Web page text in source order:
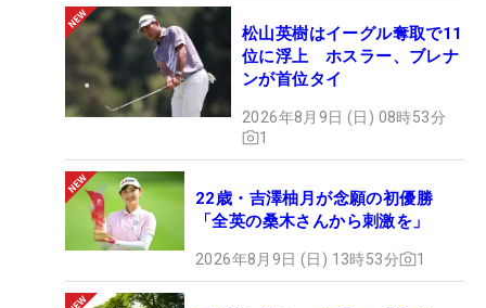
松山英樹はイーグル奪取で11
位に浮上 ホスラー、ブレナ
ンが首位タイ
2026年8月9日 (日) 08時53分
1
22歳・吉澤柚月が念願の初優勝
「全英の桑木さんから刺激を」
2026年8月9日 (日) 13時53分 1